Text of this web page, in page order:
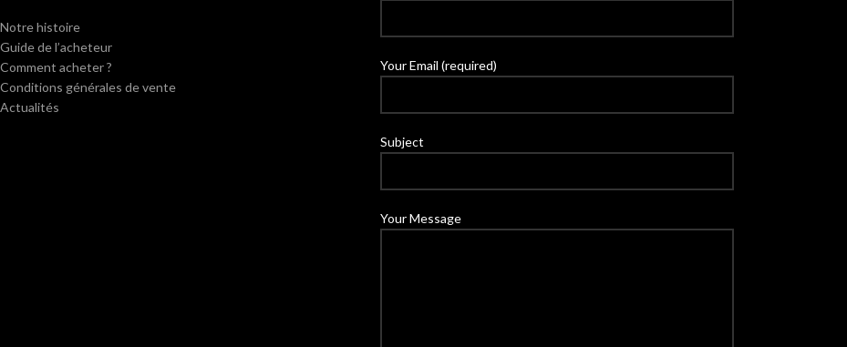
Notre histoire
Guide de l’acheteur
Comment acheter ?
Conditions générales de vente
Actualités
Your Email (required)
Subject
Your Message